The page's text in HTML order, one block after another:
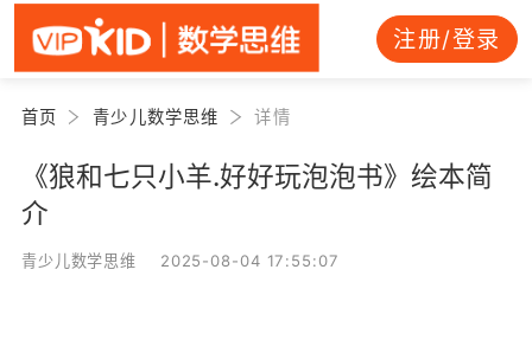
注册/登录
首页 青少儿数学思维 详情
《狼和七只小羊.好好玩泡泡书》绘本简
介
青少儿数学思维 2025-08-04 17:55:07